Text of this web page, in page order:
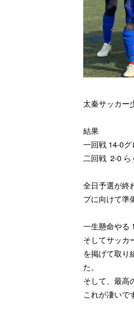
太秦サッカー
結果
一回戦 14-0グ
二回戦 2-0 ら
全日予選が終
プに向けて準
一生懸命やる！
そしてサッカ
を掲げて取り
た。
そして、最高
これが凄いで